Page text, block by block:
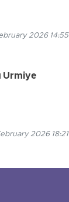
2026 14:55
Urmiye
2026 18:21